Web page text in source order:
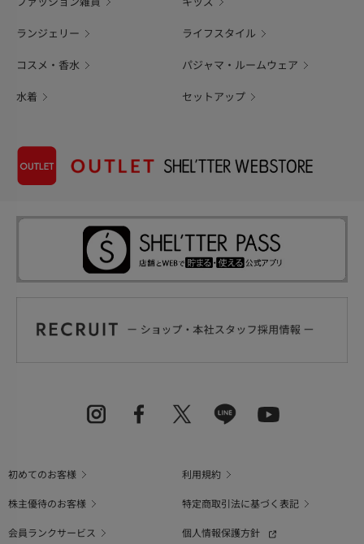
ランジェリー ライフスタイル
コスメ・香水 パジャマ・ルームウェア
水着 セットアップ
初めてのお客様
利用規約
株主優待のお客様
特定商取引法に基づく表記
会員ランクサービス
個人情報保護方針